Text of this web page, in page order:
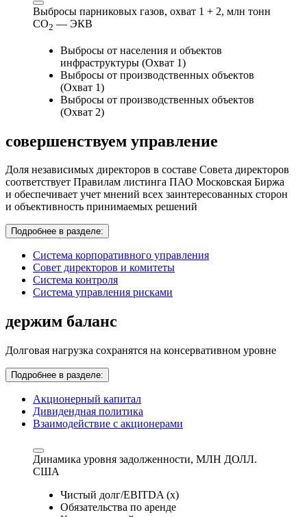
Выбросы парниковых газов, охват 1 + 2, млн тонн
СО2 — ЭКВ
Выбросы от населения и объектов
инфраструктуры (Охват 1)
Выбросы от производственных объектов
(Охват 1)
Выбросы от производственных объектов
(Охват 2)
совершенствуем управление
Доля независимых директоров в составе Совета директоров
соответствует Правилам листинга ПАО Московская Биржа
и обеспечивает учет мнений всех заинтересованных сторон
и объективность принимаемых решений
Подробнее в разделе:
Система корпоративного управления
Совет директоров и комитеты
Система контроля
Система управления рисками
держим баланс
Долговая нагрузка сохранятся на консервативном уровне
Подробнее в разделе:
Акционерный капитал
Дивидендная политика
Взаимодействие с акционерами
Динамика уровня задолженности, МЛН ДОЛЛ.
США
Чистый долг/EBITDA (x)
Обязательства по аренде